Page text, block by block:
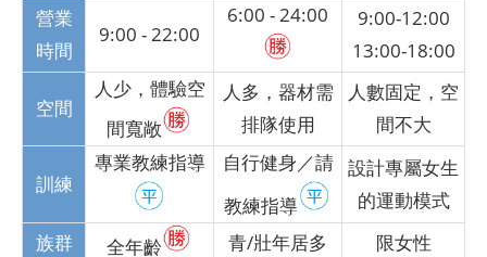
營業
時間
9:00 - 22:00
6:00 - 24:00
9:00-12:00
13:00-18:00
空間
人少，體驗空
間寬敞
人多，器材需
排隊使用
人數固定，空
間不大
訓練
專業教練指導
自行健身／請
教練指導
設計專屬女生
的運動模式
族群
全年齡 青/壯年居多 限女性